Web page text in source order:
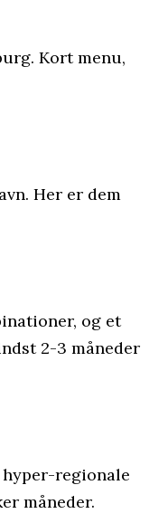
Kort menu,
Her er dem
og et
2-3 måneder
regionale
måneder.